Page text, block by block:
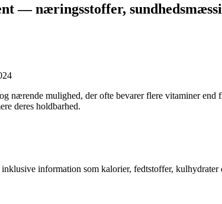
— næringsstoffer,
nærende mulighed, der ofte bevarer flere vitaminer
deres holdbarhed.
information som kalorier, fedtstoffer, kulhydrater